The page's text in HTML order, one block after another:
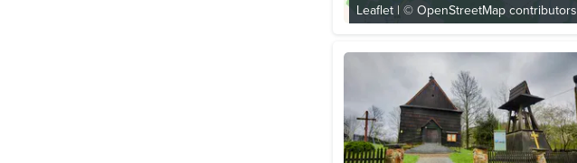
Leaflet | ©OpenStreetMap contributors